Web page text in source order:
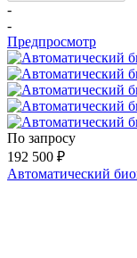
-
-
Предпросмотр
По запросу
192 500 ₽
Автоматический